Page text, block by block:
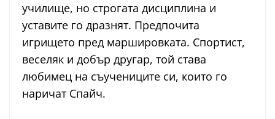
училище, но строгата дисциплина и
уставите го дразнят. Предпочита
игрището пред маршировката. Спортист,
веселяк и добър другар, той става
любимец на съучениците си, които го
наричат Спайч.